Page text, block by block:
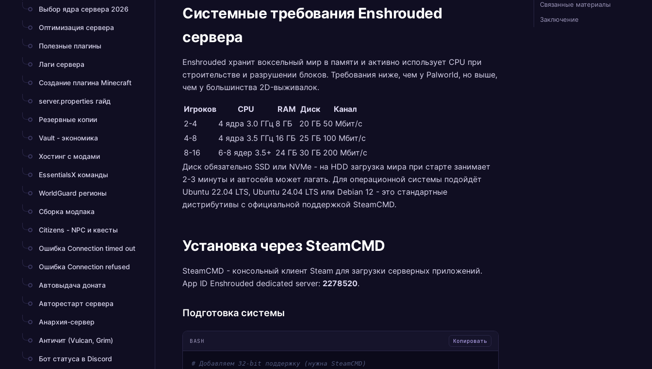
Выбор ядра сервера 2026
Оптимизация сервера
Полезные плагины
Лаги сервера
Создание плагина Minecraft
server.properties гайд
Резервные копии
Vault - экономика
Хостинг с модами
EssentialsX команды
WorldGuard регионы
Сборка модпака
Citizens - NPC и квесты
Ошибка Connection timed out
Ошибка Connection refused
Автовыдача доната
Авторестарт сервера
Анархия-сервер
Античит (Vulcan, Grim)
Бот статуса в Discord
Системные требования Enshrouded
сервера
Enshrouded хранит воксельный мир в памяти и активно использует CPU при
строительстве и разрушении блоков. Требования ниже, чем у Palworld, но выше,
чем у большинства 2D-выживалок.
Игроков CPU RAM Диск
Канал
2-4
4 ядра 3.0 ГГц 8 ГБ 20 ГБ 50 Мбит/с
4-8
4 ядра 3.5 ГГц 16 ГБ 25 ГБ 100 Мбит/с
8-16
6-8 ядер 3.5+ 24 ГБ 30 ГБ 200 Мбит/с
Диск обязательно SSD или NVMe - на HDD загрузка мира при старте занимает
2-3 минуты и автосейв может лагать. Для операционной системы подойдёт
Ubuntu 22.04 LTS, Ubuntu 24.04 LTS или Debian 12 - это стандартные
дистрибутивы с официальной поддержкой SteamCMD.
Установка через SteamCMD
SteamCMD - консольный клиент Steam для загрузки серверных приложений.
App ID Enshrouded dedicated server: 2278520.
Подготовка системы
BASH Копировать
# Добавляем 32-bit поддержку (нужна SteamCMD)
Связанные материалы
Заключение